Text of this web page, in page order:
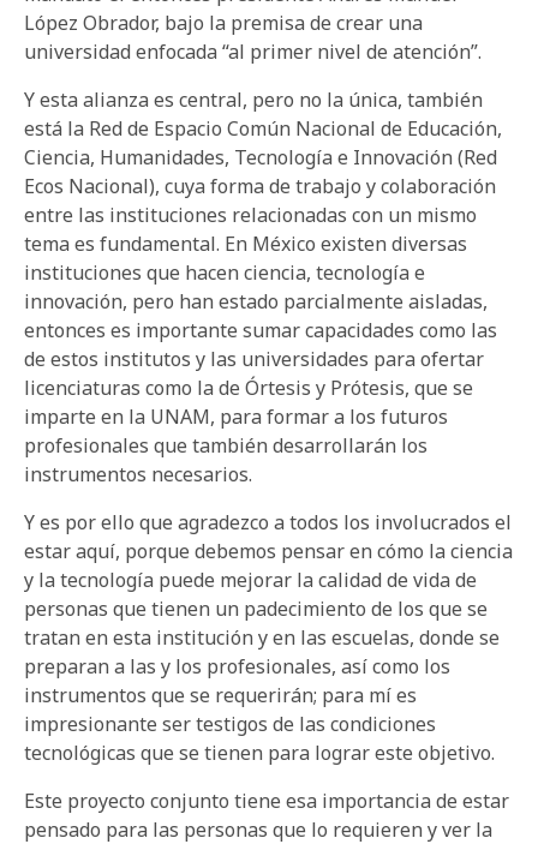
López Obrador, bajo la premisa de crear una
universidad enfocada “al primer nivel de atención”.
Y esta alianza es central, pero no la única, también
está la Red de Espacio Común Nacional de Educación,
Ciencia, Humanidades, Tecnología e Innovación (Red
Ecos Nacional), cuya forma de trabajo y colaboración
entre las instituciones relacionadas con un mismo
tema es fundamental. En México existen diversas
instituciones que hacen ciencia, tecnología e
innovación, pero han estado parcialmente aisladas,
entonces es importante sumar capacidades como las
de estos institutos y las universidades para ofertar
licenciaturas como la de Órtesis y Prótesis, que se
imparte en la UNAM, para formar a los futuros
profesionales que también desarrollarán los
instrumentos necesarios.
Y es por ello que agradezco a todos los involucrados el
estar aquí, porque debemos pensar en cómo la ciencia
y la tecnología puede mejorar la calidad de vida de
personas que tienen un padecimiento de los que se
tratan en esta institución y en las escuelas, donde se
preparan a las y los profesionales, así como los
instrumentos que se requerirán; para mí es
impresionante ser testigos de las condiciones
tecnológicas que se tienen para lograr este objetivo.
Este proyecto conjunto tiene esa importancia de estar
pensado para las personas que lo requieren y ver la